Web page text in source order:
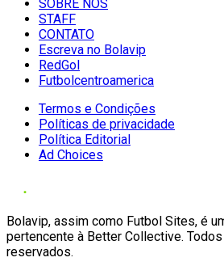
SOBRE NÓS
STAFF
CONTATO
Escreva no Bolavip
RedGol
Futbolcentroamerica
Termos e Condições
Políticas de privacidade
Política Editorial
Ad Choices
Bolavip, assim como Futbol Sites, é
pertencente à Better Collective.
reservados.